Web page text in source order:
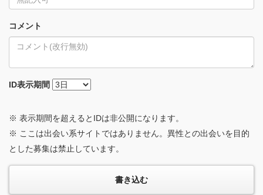
コメント
ID表示期間
※ 表示期間を超えるとIDは非公開になります。
※ ここは出会い系サイトではありません。異性との出会いを目的
とした募集は禁止しています。